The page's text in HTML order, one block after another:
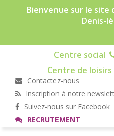
Bienvenue sur le site
Denis-
Centre social
Centre de loisirs
Contactez-nous
Inscription à notre
Suivez-nous sur Facebook
RECRUTEMENT